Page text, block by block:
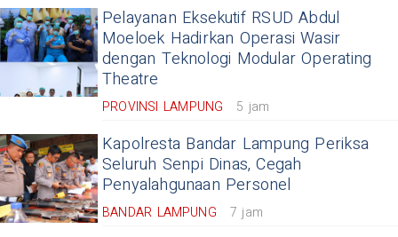
Pelayanan Eksekutif RSUD Abdul
Moeloek Hadirkan Operasi Wasir
dengan Teknologi Modular Operating
Theatre
PROVINSI LAMPUNG 5 jam
Kapolresta Bandar Lampung Periksa
Seluruh Senpi Dinas, Cegah
Penyalahgunaan Personel
BANDAR LAMPUNG 7 jam